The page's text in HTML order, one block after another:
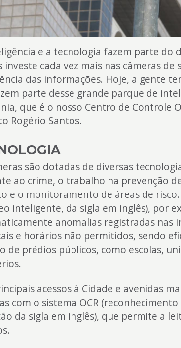
e a tecnologia fazem parte do
investe cada vez mais nas câmeras de
das informações. Hoje, a gente
parte desse grande parque de
que é o nosso Centro de Controle
Rogério Santos.
são dotadas de diversas
ao crime, o trabalho na prevenção
e o monitoramento de áreas de risco.
inteligente, da sigla em inglês), por
anomalias registradas nas
e horários não permitidos, sendo
de prédios públicos, como escolas,
acessos à Cidade e avenidas
com o sistema OCR
da sigla em inglês), que permite a